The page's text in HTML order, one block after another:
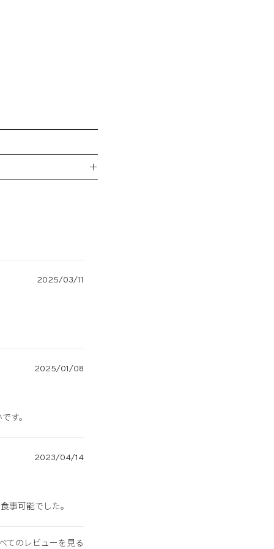
＋
2025/03/11
2025/01/08
す。
2023/04/14
事可能でした。